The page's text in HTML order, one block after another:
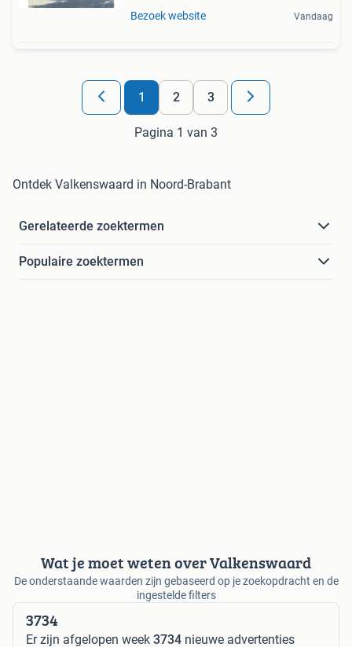
Bezoek website Vandaag
1 2 3
Pagina 1 van 3
Ontdek Valkenswaard in Noord-Brabant
Gerelateerde zoektermen
Populaire zoektermen
Wat je moet weten over Valkenswaard
De onderstaande waarden zijn gebaseerd op je zoekopdracht en de
ingestelde filters
3734
Er zijn afgelopen week 3734 nieuwe advertenties